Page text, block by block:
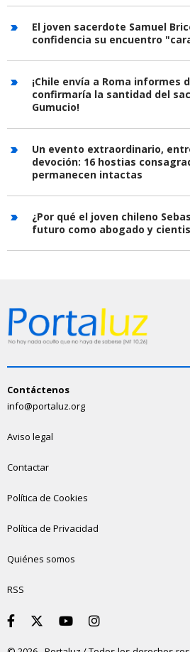
El joven sacerdote Samuel
confidencia su encuentro
¡Chile envía a Roma informes
confirmaría la santidad del
Gumucio!
Un evento extraordinario,
devoción: 16 hostias
permanecen intactas
¿Por qué el joven chileno
futuro como abogado y
Contáctenos
info@portaluz.org
Aviso legal
Contactar
Política de Cookies
Política de Privacidad
Quiénes somos
RSS